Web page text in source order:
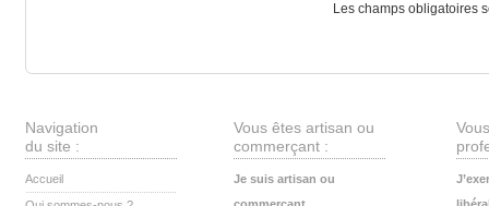
Les champs obligatoires
Navigation
du site :
Accueil
Vous êtes artisan ou
commerçant :
Je suis artisan ou